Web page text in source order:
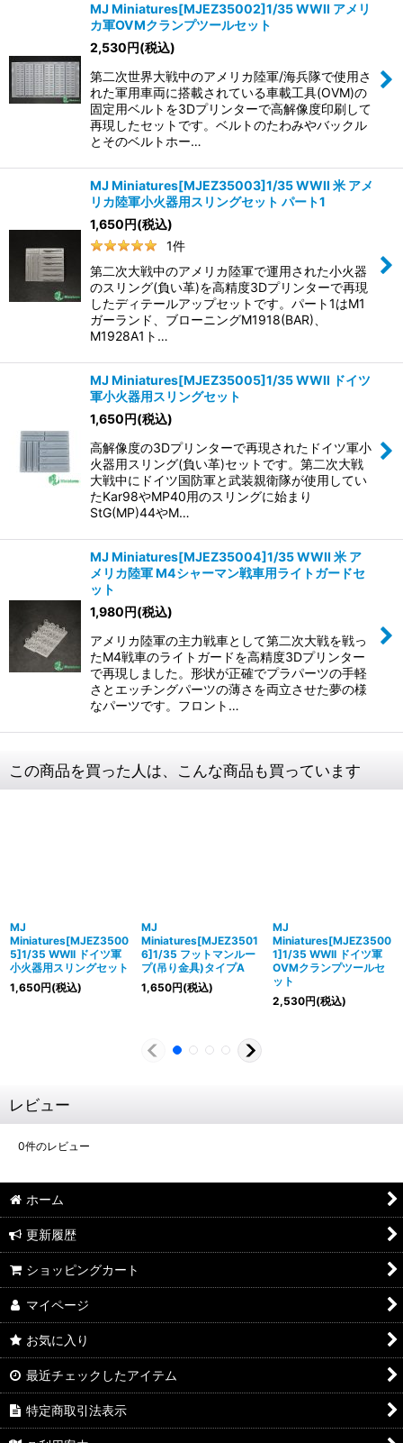
MJ Miniatures[MJEZ35002]1/35 WWII アメリ
カ軍OVMクランプツールセット
2,530円(税込)
第二次世界大戦中のアメリカ陸軍/海兵隊で使用さ
れた軍用車両に搭載されている車載工具(OVM)の
固定用ベルトを3Dプリンターで高解像度印刷して
再現したセットです。ベルトのたわみやバックル
とそのベルトホー…
MJ Miniatures[MJEZ35003]1/35 WWII 米 アメ
リカ陸軍小火器用スリングセット パート1
1,650円(税込)
1件
第二次大戦中のアメリカ陸軍で運用された小火器
のスリング(負い革)を高精度3Dプリンターで再現
したディテールアップセットです。パート1はM1
ガーランド、ブローニングM1918(BAR)、
M1928A1ト…
MJ Miniatures[MJEZ35005]1/35 WWII ドイツ
軍小火器用スリングセット
1,650円(税込)
高解像度の3Dプリンターで再現されたドイツ軍小
火器用スリング(負い革)セットです。第二次大戦
大戦中にドイツ国防軍と武装親衛隊が使用してい
たKar98やMP40用のスリングに始まり
StG(MP)44やM…
MJ Miniatures[MJEZ35004]1/35 WWII 米 ア
メリカ陸軍 M4シャーマン戦車用ライトガードセ
ット
1,980円(税込)
アメリカ陸軍の主力戦車として第二次大戦を戦っ
たM4戦車のライトガードを高精度3Dプリンター
で再現しました。形状が正確でプラパーツの手軽
さとエッチングパーツの薄さを両立させた夢の様
なパーツです。フロント…
この商品を買った人は、こんな商品も買っています
MJ
Miniatures[MJEZ3500
5]1/35 WWII ドイツ軍
小火器用スリングセット
1,650円(税込)
MJ
Miniatures[MJEZ3501
6]1/35 フットマンルー
プ(吊り金具)タイプA
1,650円(税込)
MJ
Miniatures[MJEZ3500
1]1/35 WWII ドイツ軍
OVMクランプツールセ
ット
2,530円(税込)
レビュー
0件のレビュー
ホーム
更新履歴
ショッピングカート
マイページ
お気に入り
最近チェックしたアイテム
特定商取引法表示